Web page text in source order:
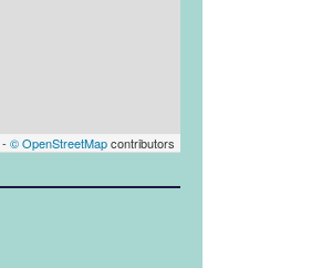
- © OpenStreetMapcontributors